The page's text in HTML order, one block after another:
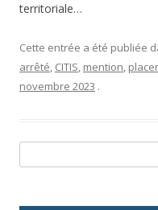
territoriale…
Cette entrée a été publiée
arrêté, CITIS, mention,
novembre 2023 .